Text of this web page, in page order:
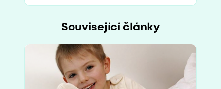
Související články